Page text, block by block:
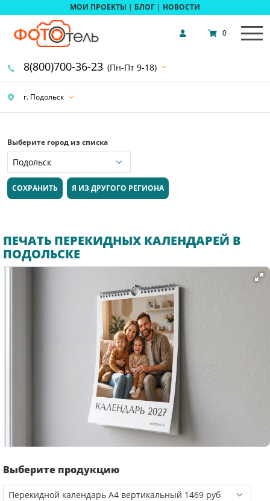
МОИ ПРОЕКТЫ | БЛОГ | НОВОСТИ
г. Подольск
8(800)700-36-23 (Пн-Пт 9-18)
0
Выберите город из списка
СОХРАНИТЬ Я ИЗ ДРУГОГО РЕГИОНА
ПЕЧАТЬ ПЕРЕКИДНЫХ КАЛЕНДАРЕЙ В
ПОДОЛЬСКЕ
Выберите продукцию